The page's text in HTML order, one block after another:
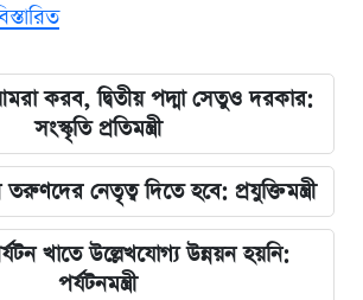
করব, দ্বিতীয় পদ্মা সেতুও দরকার:
সংস্কৃতি প্রতিমন্ত্রী
তরুণদের নেতৃত্ব দিতে হবে: প্রযুক্তিমন্ত্রী
খাতে উল্লেখযোগ্য উন্নয়ন হয়নি:
পর্যটনমন্ত্রী